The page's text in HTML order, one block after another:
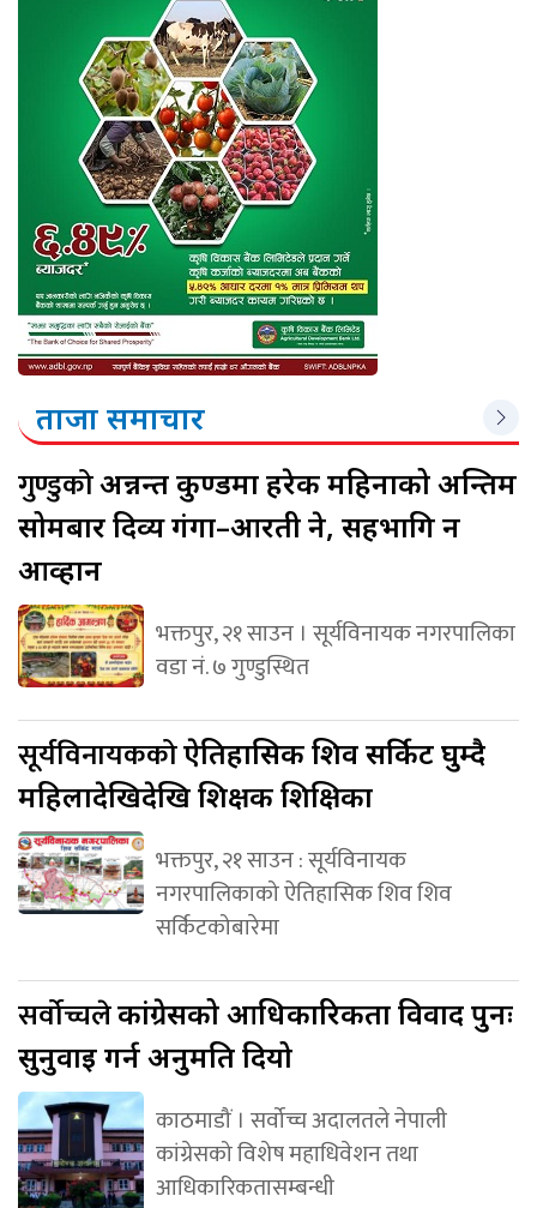
ताजा समाचार
गुण्डुकोअन्नन्त कुण्डमा हरेक महिनाको अन्तिम
सोमबार दिव्य गंगा–आरती हुने, सहभागि हुन
आव्हान
भक्तपुर, २१ साउन । सूर्यविनायक नगरपालिका
वडा नं. ७ गुण्डुस्थित
सूर्यविनायककोऐतिहासिक शिव सर्किट घुम्दै
महिलादेखिदेखि शिक्षक शिक्षिका
भक्तपुर, २१ साउन : सूर्यविनायक
नगरपालिकाको ऐतिहासिक शिव शिव
सर्किटकोबारेमा
सर्वोच्चलेकांग्रेसको आधिकारिकता विवाद पुनः
सुनुवाइ गर्न अनुमति दियो
काठमाडौं । सर्वोच्च अदालतले नेपाली
कांग्रेसको विशेष महाधिवेशन तथा
आधिकारिकतासम्बन्धी